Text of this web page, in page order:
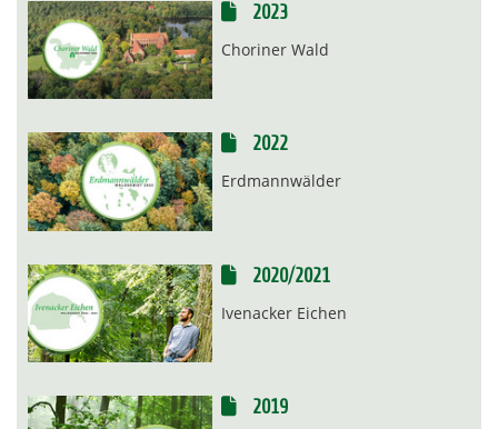
2023
Choriner Wald
2022
Erdmannwälder
2020/2021
Ivenacker Eichen
2019